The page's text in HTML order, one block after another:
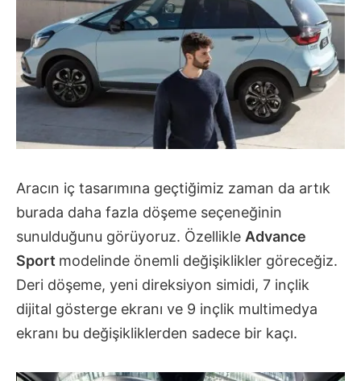
Aracın iç tasarımına geçtiğimiz zaman da artık
burada daha fazla döşeme seçeneğinin
sunulduğunu görüyoruz. Özellikle Advance
Sport modelinde önemli değişiklikler göreceğiz.
Deri döşeme, yeni direksiyon simidi, 7 inçlik
dijital gösterge ekranı ve 9 inçlik multimedya
ekranı bu değişikliklerden sadece bir kaçı.